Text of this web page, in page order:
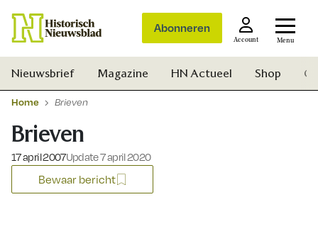
Abonneren
Account Menu
Nieuwsbrief Magazine HN Actueel Shop
Home Brieven
Brieven
Gepubliceerd op:
17 april 2007Update 7 april 2020
Bewaar bericht